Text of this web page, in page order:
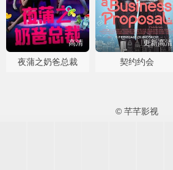
高清
夜蒲之奶爸总裁
更新高清
契约约会
© 芊芊影视